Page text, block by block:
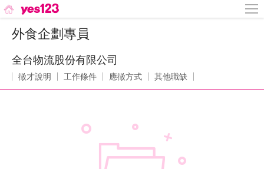
外食企劃專員
全台物流股份有限公司
徵才說明 工作條件 應徵方式 其他職缺